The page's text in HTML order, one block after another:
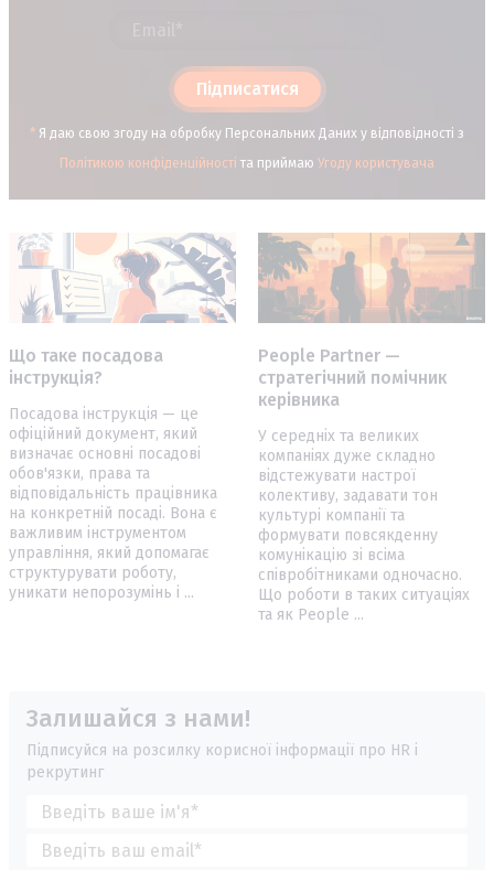
Підписатися
* Я даю свою згоду на обробку Персональних Даних у відповідності з
Політикою конфіденційності та приймаю Угоду користувача
Що таке посадова
інструкція?
Посадова інструкція — це
офіційний документ, який
визначає основні посадові
обов'язки, права та
відповідальність працівника
на конкретній посаді. Вона є
важливим інструментом
управління, який допомагає
структурувати роботу,
уникати непорозумінь і ...
People Partner —
стратегічний помічник
керівника
У середніх та великих
компаніях дуже складно
відстежувати настрої
колективу, задавати тон
культурі компанії та
формувати повсякденну
комунікацію зі всіма
співробітниками одночасно.
Що роботи в таких ситуаціях
та як People ...
Залишайся з нами!
Підписуйся на розсилку корисної інформації про HR і
рекрутинг